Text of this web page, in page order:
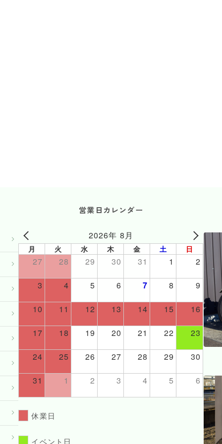
営業日カレンダー
2026年 8月
月 火 水 木 金 土 日
27 28 29 30 31 1 2
3 4 5 6 7 8 9
10 11 12 13 14 15 16
17 18 19 20 21 22 23
24 25 26 27 28 29 30
31 1 2 3 4 5 6
休業日
イベント日